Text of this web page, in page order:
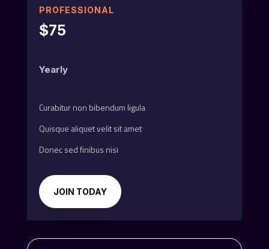
PROFESSIONAL
$75
Yearly
Curabitur non bibendum ligula
Quisque aliquet velit sit amet
Donec sed finibus nisi
JOIN TODAY